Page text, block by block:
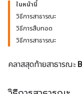
ในหน้านี้
วิธีการสาธารณะ
วิธีการสืบทอด
วิธีการสาธารณะ
คลาสสุดท้ายสาธารณะ